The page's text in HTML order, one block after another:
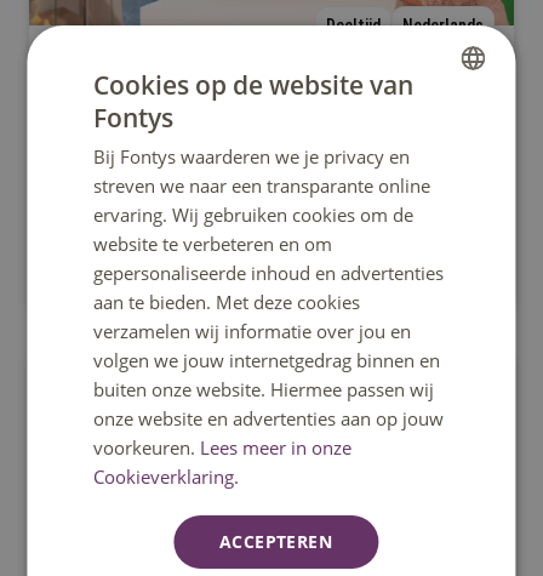
Deeltijd Nederlands
Master Leraar Biologie
Volg de master Leraar Biologie en groei in
vakkennis, didactiek en onderzoek. Lesgeven in
lastigere onderwerpen, pubers motiveren en
onderwijs vernieuwen.
Tilburg
Master
Voltijd, Deeltijd
Cookies op de website van
Fontys
Bij Fontys waarderen we je privacy en
streven we naar een transparante online
ervaring. Wij gebruiken cookies om de
website te verbeteren en om
gepersonaliseerde inhoud en advertenties
aan te bieden. Met deze cookies
verzamelen wij informatie over jou en
volgen we jouw internetgedrag binnen en
buiten onze website. Hiermee passen wij
onze website en advertenties aan op jouw
voorkeuren. Lees meer in onze
Cookieverklaring.
ACCEPTEREN